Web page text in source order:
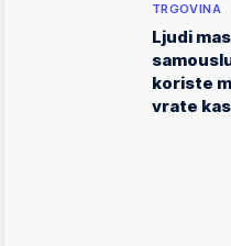
TRGOVINA
Ljudi
koriste
vrate